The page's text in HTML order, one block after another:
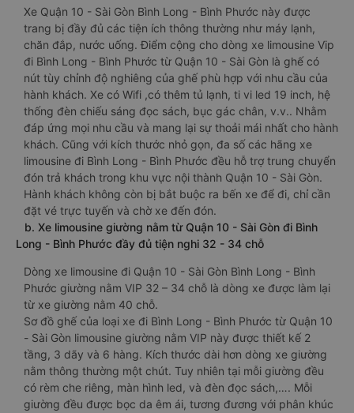
Xe Quận 10 - Sài Gòn Bình Long - Bình Phước này được
trang bị đầy đủ các tiện ích thông thường như máy lạnh,
chăn đắp, nước uống. Điểm cộng cho dòng xe limousine Vip
đi Bình Long - Bình Phước từ Quận 10 - Sài Gòn là ghế có
nút tùy chỉnh độ nghiêng của ghế phù hợp với nhu cầu của
hành khách. Xe có Wifi ,có thêm tủ lạnh, ti vi led 19 inch, hệ
thống đèn chiếu sáng đọc sách, bục gác chân, v.v.. Nhằm
đáp ứng mọi nhu cầu và mang lại sự thoải mái nhất cho hành
khách. Cũng với kích thước nhỏ gọn, đa số các hãng xe
limousine đi Bình Long - Bình Phước đều hỗ trợ trung chuyển
đón trả khách trong khu vực nội thành Quận 10 - Sài Gòn.
Hành khách không còn bị bắt buộc ra bến xe để đi, chỉ cần
đặt vé trực tuyến và chờ xe đến đón.
b. Xe limousine giường nằm từ Quận 10 - Sài Gòn đi Bình
Long - Bình Phước đầy đủ tiện nghi 32 - 34 chỗ
Dòng xe limousine đi Quận 10 - Sài Gòn Bình Long - Bình
Phước giường nằm VIP 32 – 34 chỗ là dòng xe được làm lại
từ xe giường nằm 40 chỗ.
Sơ đồ ghế của loại xe đi Bình Long - Bình Phước từ Quận 10
- Sài Gòn limousine giường nằm VIP này được thiết kế 2
tầng, 3 dãy và 6 hàng. Kích thước dài hơn dòng xe giường
nằm thông thường một chút. Tuy nhiên tại mỗi giường đều
có rèm che riêng, màn hình led, và đèn đọc sách,…. Mỗi
giường đều được bọc da êm ái, tương đương với phân khúc